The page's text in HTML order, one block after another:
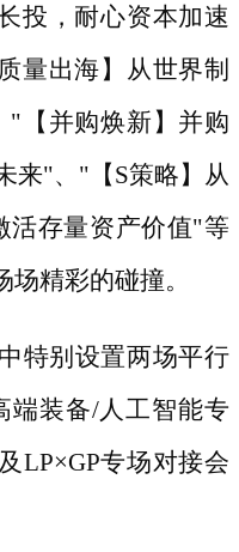
投，耐心资本加速
量出海】从世界制
【并购焕新】并购
来"、"【S策略】从
活存量资产价值"等
精彩的碰撞。
特别设置两场平行
端装备/人工智能专
LP×GP专场对接会